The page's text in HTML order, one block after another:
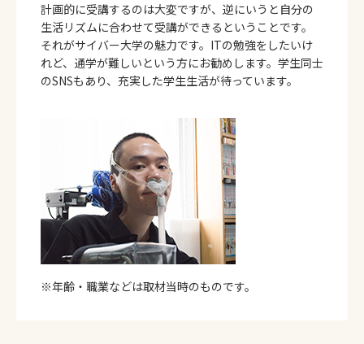
計画的に受講するのは大変ですが、逆にいうと自分の
生活リズムに合わせて受講ができるということです。
それがサイバー大学の魅力です。ITの勉強をしたいけ
れど、通学が難しいという方にお勧めします。学生同士
のSNSもあり、充実した学生生活が待っています。
※年齢・職業などは取材当時のものです。